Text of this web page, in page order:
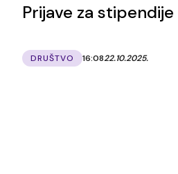
Prijave za stipendije
DRUŠTVO 16:0822.10.2025.